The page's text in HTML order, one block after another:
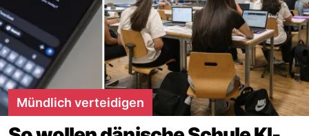
Mündlich verteidigen